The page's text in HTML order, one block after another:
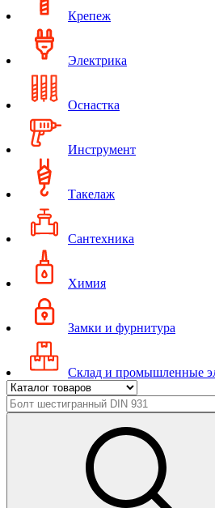
Крепеж
Электрика
Оснастка
Инструмент
Такелаж
Сантехника
Химия
Замки и фурнитура
Склад и промышленные